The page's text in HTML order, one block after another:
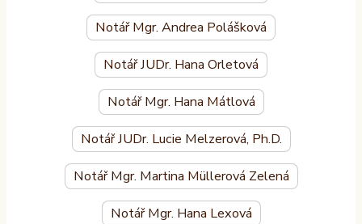
Notář Mgr. Andrea Polášková
Notář JUDr. Hana Orletová
Notář Mgr. Hana Mátlová
Notář JUDr. Lucie Melzerová, Ph.D.
Notář Mgr. Martina Müllerová Zelená
Notář Mgr. Hana Lexová